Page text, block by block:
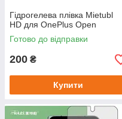
Гідрогелева плівка Mietubl
HD для OnePlus Open
Готово до відправки
200 ₴
Купити